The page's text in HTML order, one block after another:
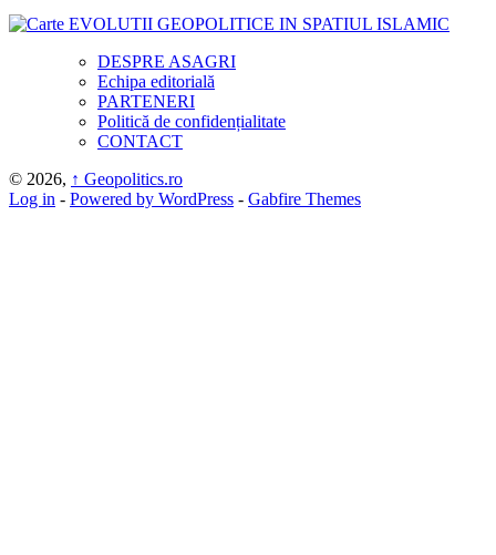
DESPRE ASAGRI
Echipa editorială
PARTENERI
Politică de confidențialitate
CONTACT
© 2026, ↑ Geopolitics.ro
Log in - Powered by WordPress - Gabfire Themes